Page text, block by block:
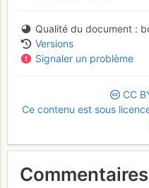
Qualité du document
Versions
Signaler un problème
CC
Ce contenu est sous
Commentaires